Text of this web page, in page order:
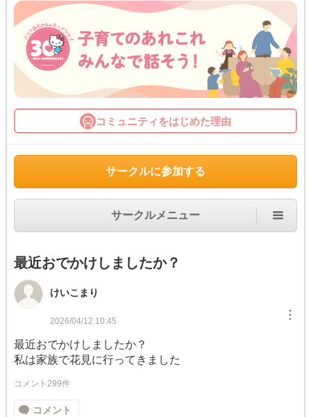
コミュニティをはじめた理由
サークルに参加する
サークルメニュー
最近おでかけしましたか？
けいこまり
2026/04/12 10:45 ︙
最近おでかけしましたか？
私は家族で花見に行ってきました
コメント299件
コメント